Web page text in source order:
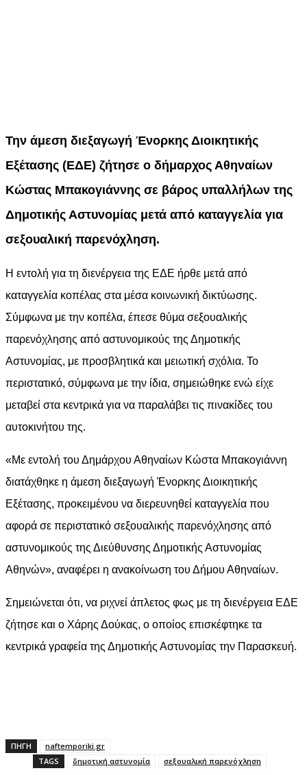
Την άμεση διεξαγωγή Ένορκης Διοικητικής
Εξέτασης (ΕΔΕ) ζήτησε ο δήμαρχος Αθηναίων
Κώστας Μπακογιάννης σε βάρος υπαλλήλων της
Δημοτικής Αστυνομίας μετά από καταγγελία για
σεξουαλική παρενόχληση.
Η εντολή για τη διενέργεια της ΕΔΕ ήρθε μετά από
καταγγελία κοπέλας στα μέσα κοινωνική δικτύωσης.
Σύμφωνα με την κοπέλα, έπεσε θύμα σεξουαλικής
παρενόχλησης από αστυνομικούς της Δημοτικής
Αστυνομίας, με προσβλητικά και μειωτική σχόλια. Το
περιστατικό, σύμφωνα με την ίδια, σημειώθηκε ενώ είχε
μεταβεί στα κεντρικά για να παραλάβει τις πινακίδες του
αυτοκινήτου της.
«Με εντολή του Δημάρχου Αθηναίων Κώστα Μπακογιάννη
διατάχθηκε η άμεση διεξαγωγή Ένορκης Διοικητικής
Εξέτασης, προκειμένου να διερευνηθεί καταγγελία που
αφορά σε περιστατικό σεξουαλικής παρενόχλησης από
αστυνομικούς της Διεύθυνσης Δημοτικής Αστυνομίας
Αθηνών», αναφέρει η ανακοίνωση του Δήμου Αθηναίων.
Σημειώνεται ότι, να ριχνεί άπλετος φως με τη διενέργεια ΕΔΕ
ζήτησε και ο Χάρης Δούκας, ο οποίος επισκέφτηκε τα
κεντρικά γραφεία της Δημοτικής Αστυνομίας την Παρασκευή.
ΠΗΓΗ
naftemporiki.gr
TAGS
δημοτική αστυνομία σεξουαλική παρενόχληση